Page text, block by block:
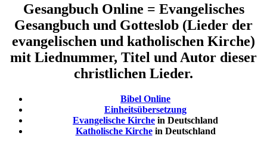
Gesangbuch Online = Evangelisches
Gesangbuch und Gotteslob (Lieder der
evangelischen und katholischen Kirche)
mit Liednummer, Titel und Autor dieser
christlichen Lieder.
Bibel Online
Einheitsübersetzung
Evangelische Kirche in Deutschland
Katholische Kirchein Deutschland